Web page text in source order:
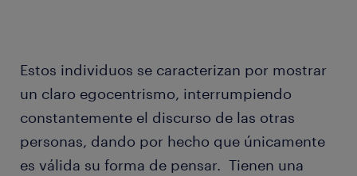
Estos individuos se caracterizan por mostrar
un claro egocentrismo, interrumpiendo
constantemente el discurso de las otras
personas, dando por hecho que únicamente
es válida su forma de pensar. Tienen una